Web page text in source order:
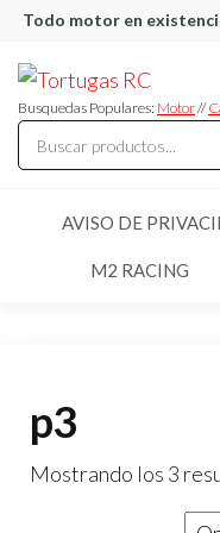
Saltar
contenido
Todo motor en
RC
de RC
Busquedas Populares: Motor//
AVISO DE
M2 RACING
p3
Mostrando los 3